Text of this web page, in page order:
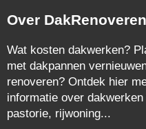
Over
Wat kosten dakwerken?
met dakpannen
renoveren? Ontdek hier
informatie over
pastorie, rijwoning...